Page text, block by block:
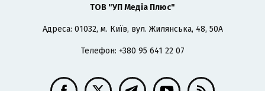
ТОВ "УП Медіа Плюс"
Адреса: 01032, м. Київ, вул. Жилянська, 48, 50А
Телефон: +380 95 641 22 07